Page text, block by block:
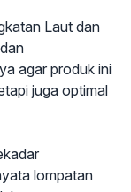
Laut dan
agar produk ini
juga optimal
lompatan